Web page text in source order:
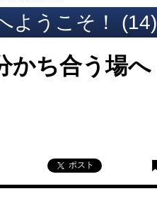
ようこそ！ (14)
かち合う場へ
ポスト